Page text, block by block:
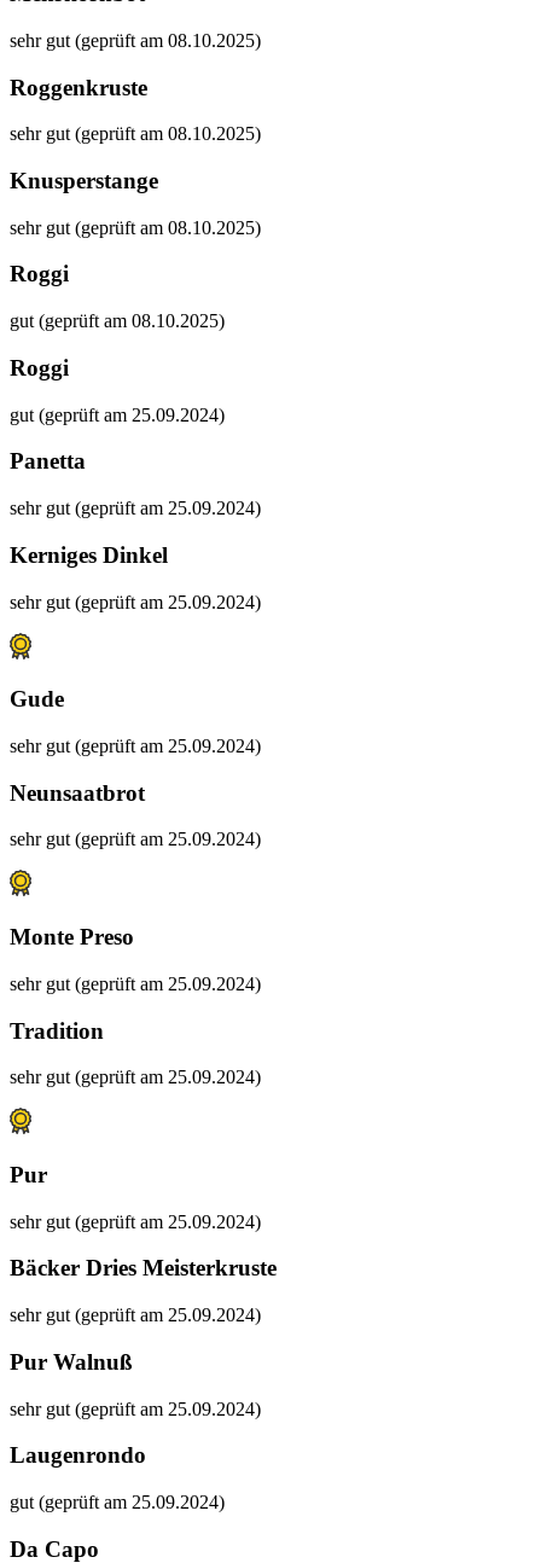
sehr gut (geprüft am 08.10.2025)
Roggenkruste
sehr gut (geprüft am 08.10.2025)
Knusperstange
sehr gut (geprüft am 08.10.2025)
Roggi
gut (geprüft am 08.10.2025)
Roggi
gut (geprüft am 25.09.2024)
Panetta
sehr gut (geprüft am 25.09.2024)
Kerniges Dinkel
sehr gut (geprüft am 25.09.2024)
Gude
sehr gut (geprüft am 25.09.2024)
Neunsaatbrot
sehr gut (geprüft am 25.09.2024)
Monte Preso
sehr gut (geprüft am 25.09.2024)
Tradition
sehr gut (geprüft am 25.09.2024)
Pur
sehr gut (geprüft am 25.09.2024)
Bäcker Dries Meisterkruste
sehr gut (geprüft am 25.09.2024)
Pur Walnuß
sehr gut (geprüft am 25.09.2024)
Laugenrondo
gut (geprüft am 25.09.2024)
Da Capo